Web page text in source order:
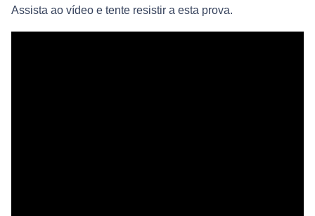
Assista ao vídeo e tente resistir a esta prova.